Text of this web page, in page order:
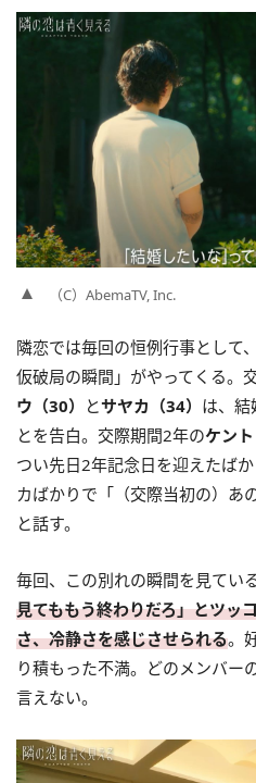
（C）AbemaTV, Inc.
隣恋では毎回の恒例行事として
仮破局の瞬間」がやってくる。
ウ（30）
とサヤカ（34） は、結
とを告白。交際期間2年のケント
つい先日2年記念日を迎えたば
カばかりで「（交際当初の）あ
と話す。
毎回、この別れの瞬間を見ている
見てももう終わりだろ」とツッ
さ、冷静さを感じさせられる。
り積もった不満。どのメンバー
言えない。